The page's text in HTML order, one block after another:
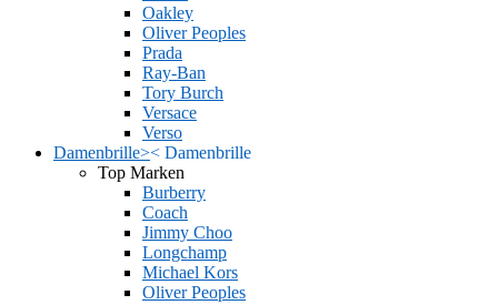
Oakley
Oliver Peoples
Prada
Ray-Ban
Tory Burch
Versace
Verso
Damenbrille>< Damenbrille
Top Marken
Burberry
Coach
Jimmy Choo
Longchamp
Michael Kors
Oliver Peoples